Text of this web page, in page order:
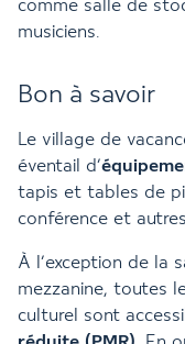
comme salle de
musiciens.
Bon à savoir
Le village de
éventail d’
tapis et tables de
conférence et
À l’exception de la
mezzanine, toutes
culturel sont